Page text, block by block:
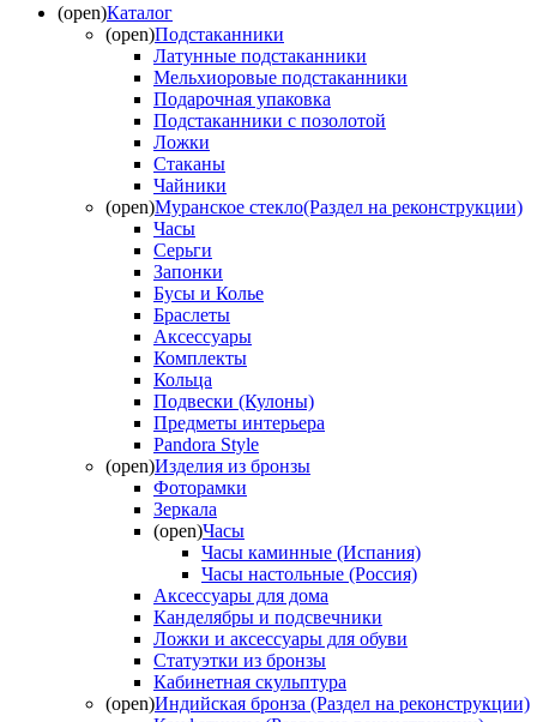
(open)Каталог
(open)Подстаканники
Латунные подстаканники
Мельхиоровые подстаканники
Подарочная упаковка
Подстаканники с позолотой
Ложки
Стаканы
Чайники
(open)Муранское стекло(Раздел на реконструкции)
Часы
Серьги
Запонки
Бусы и Колье
Браслеты
Аксессуары
Комплекты
Кольца
Подвески (Кулоны)
Предметы интерьера
Pandora Style
(open)Изделия из бронзы
Фоторамки
Зеркала
(open)Часы
Часы каминные (Испания)
Часы настольные (Россия)
Аксессуары для дома
Канделябры и подсвечники
Ложки и аксессуары для обуви
Статуэтки из бронзы
Кабинетная скульптура
(open)Индийская бронза (Раздел на реконструкции)